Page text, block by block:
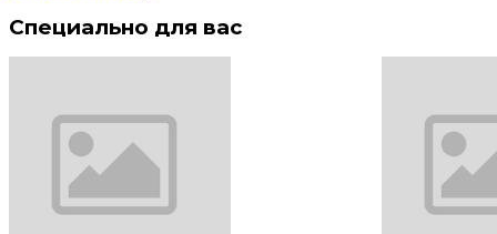
Специально для вас